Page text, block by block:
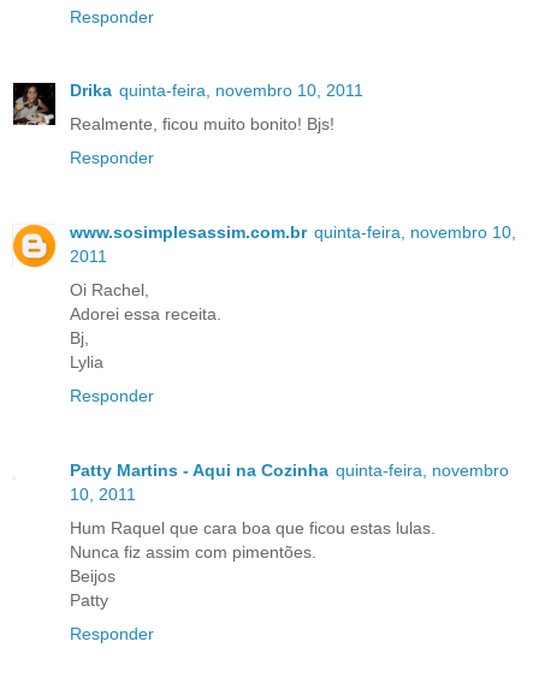
Responder
Drika quinta-feira, novembro 10, 2011
Realmente, ficou muito bonito! Bjs!
Responder
www.sosimplesassim.com.br quinta-feira, novembro 10,
2011
Oi Rachel,
Adorei essa receita.
Bj,
Lylia
Responder
Patty Martins - Aqui na Cozinha quinta-feira, novembro
10, 2011
Hum Raquel que cara boa que ficou estas lulas.
Nunca fiz assim com pimentões.
Beijos
Patty
Responder